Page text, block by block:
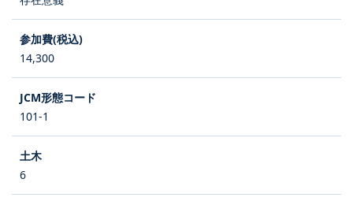
14,300
101-1
6